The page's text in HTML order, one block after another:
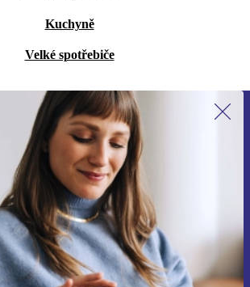
Kuchyně
Velké spotřebiče
Přihlas se k odběru našich novinek a
ušetři 400 Kč!
Už nikdy nepromeškej žádnou nabídku.
Chci voucher
osobních údajů najdeš v našich